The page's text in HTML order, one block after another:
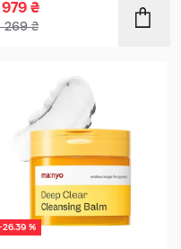
979 ₴
269₴
26.39 %